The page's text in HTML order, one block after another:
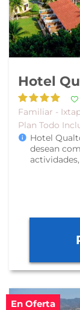
Hotel
Familiar -
Plan Todo
Hotel
desean
En Oferta